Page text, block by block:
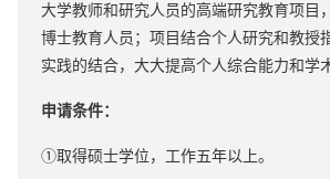
大学教师和研究人员的高端研究教育项目
博士教育人员；项目结合个人研究和教授
实践的结合，大大提高个人综合能力和学
申请条件：
①取得硕士学位，工作五年以上。